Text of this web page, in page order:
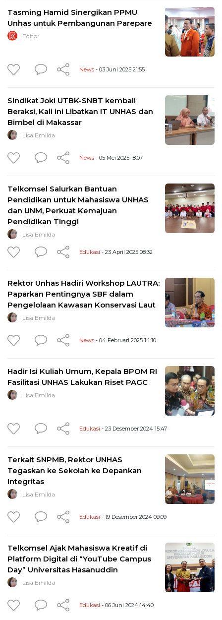
Tasming Hamid Sinergikan PPMU
Unhas untuk Pembangunan Parepare
Editor
News - 03 Juni 2025 21:55
Sindikat Joki UTBK-SNBT kembali
Beraksi, Kali ini Libatkan IT UNHAS dan
Bimbel di Makassar
Lisa Emilda
News - 05 Mei 2025 18:07
Telkomsel Salurkan Bantuan
Pendidikan untuk Mahasiswa UNHAS
dan UNM, Perkuat Kemajuan
Pendidikan Tinggi
Lisa Emilda
Edukasi - 23 April 2025 08:32
Rektor Unhas Hadiri Workshop LAUTRA:
Paparkan Pentingnya SBF dalam
Pengelolaan Kawasan Konservasi Laut
Lisa Emilda
News - 04 Februari 2025 14:10
Hadir Isi Kuliah Umum, Kepala BPOM RI
Fasilitasi UNHAS Lakukan Riset PAGC
Lisa Emilda
Edukasi - 23 Desember 2024 15:47
Terkait SNPMB, Rektor UNHAS
Tegaskan ke Sekolah ke Depankan
Integritas
Lisa Emilda
Edukasi - 19 Desember 2024 09:09
Telkomsel Ajak Mahasiswa Kreatif di
Platform Digital di “YouTube Campus
Day” Universitas Hasanuddin
Lisa Emilda
Edukasi - 06 Juni 2024 14:40